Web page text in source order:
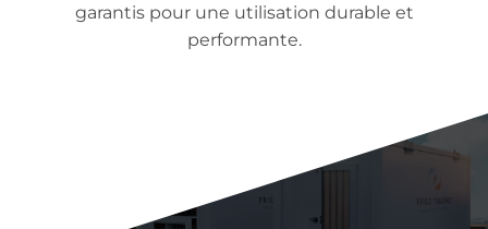
garantis pour une utilisation durable et
performante.